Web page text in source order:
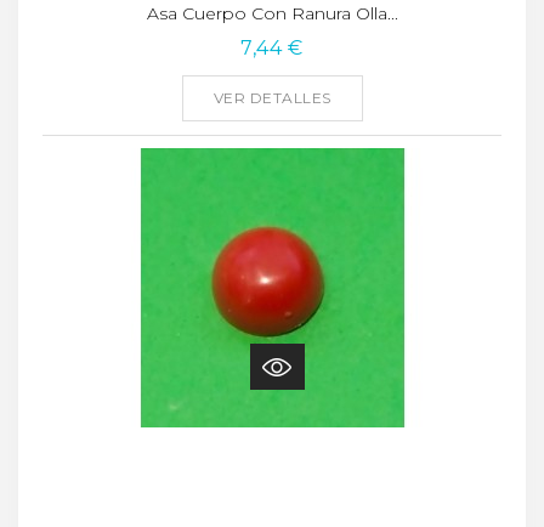
Asa Cuerpo Con Ranura Olla...
7,44 €
VER DETALLES